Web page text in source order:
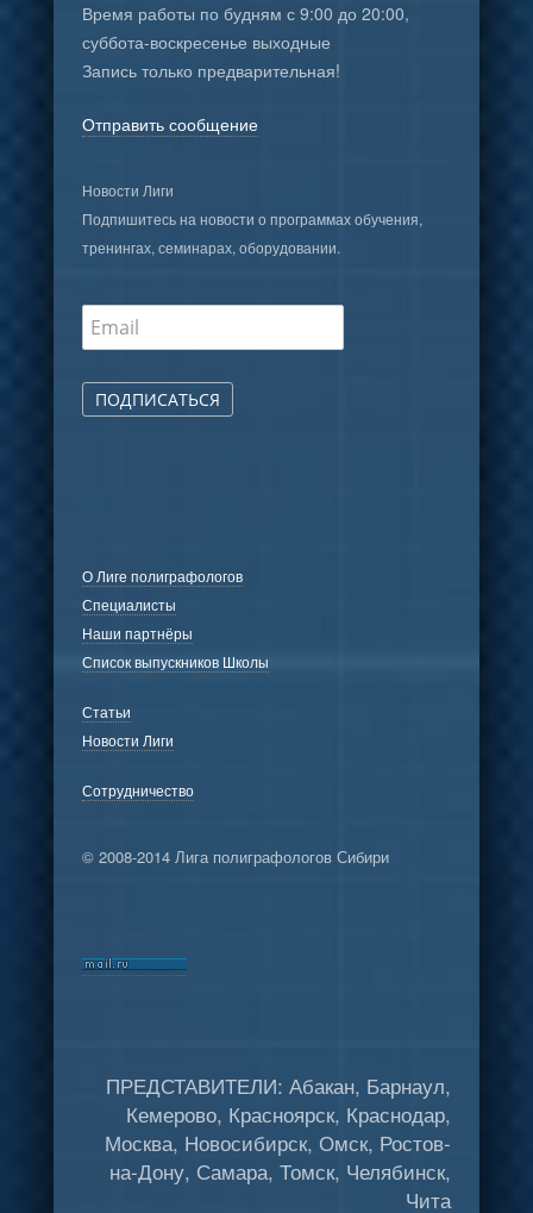
Время работы по будням с 9:00 до 20:00,
суббота-воскресенье выходные
Запись только предварительная!
Отправить сообщение
Новости Лиги
Подпишитесь на новости о программах обучения,
тренингах, семинарах, оборудовании.
ПОДПИСАТЬСЯ
О Лиге полиграфологов
Специалисты
Наши партнёры
Список выпускников Школы
Статьи
Новости Лиги
Сотрудничество
© 2008-2014 Лига полиграфологов Сибири
ПРЕДСТАВИТЕЛИ: Абакан, Барнаул,
Кемерово, Красноярск, Краснодар,
Москва, Новосибирск, Омск, Ростов-
на-Дону, Самара, Томск, Челябинск,
Чита